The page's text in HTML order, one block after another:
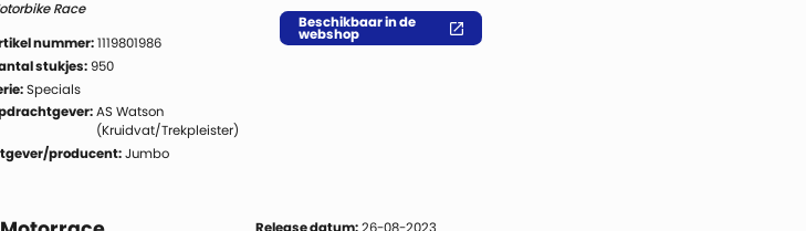
Race
nummer: 1119801986
stukjes: 950
Specials
AS Watson
(Kruidvat/Trekpleister)
producent: Jumbo
Beschikbaar in de
webshop